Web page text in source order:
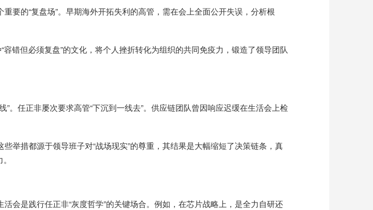
重要的“复盘场”。早期海外开拓失利的高管，需在会上全面公开失误，分析根
“容错但必须复盘”的文化，将个人挫折转化为组织的共同免疫力，锻造了领导团队
”。任正非屡次要求高管“下沉到一线去”。供应链团队曾因响应迟缓在生活会上检
些举措都源于领导班子对“战场现实”的尊重，其结果是大幅缩短了决策链条，真
活会是践行任正非“灰度哲学”的关键场合。例如，在芯片战略上，是全力自研还